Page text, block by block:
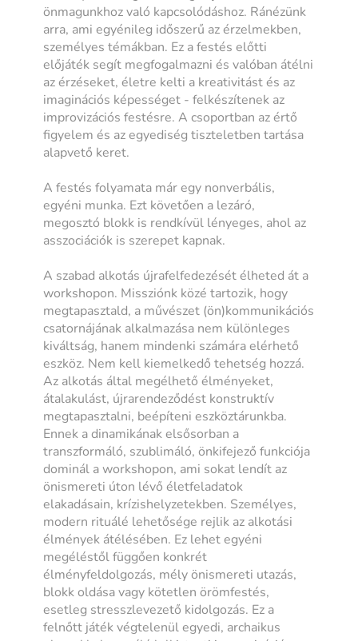
önmagunkhoz való kapcsolódáshoz. Ránézünk
arra, ami egyénileg időszerű az érzelmekben,
személyes témákban. Ez a festés előtti
előjáték segít megfogalmazni és valóban átélni
az érzéseket, életre kelti a kreativitást és az
imaginációs képességet - felkészítenek az
improvizációs festésre. A csoportban az értő
figyelem és az egyediség tiszteletben tartása
alapvető keret.
A festés folyamata már egy nonverbális,
egyéni munka. Ezt követően a lezáró,
megosztó blokk is rendkívül lényeges, ahol az
asszociációk is szerepet kapnak.
A szabad alkotás újrafelfedezését élheted át a
workshopon. Missziónk közé tartozik, hogy
megtapasztald, a művészet (ön)kommunikációs
csatornájának alkalmazása nem különleges
kiváltság, hanem mindenki számára elérhető
eszköz. Nem kell kiemelkedő tehetség hozzá.
Az alkotás által megélhető élményeket,
átalakulást, újrarendeződést konstruktív
megtapasztalni, beépíteni eszköztárunkba.
Ennek a dinamikának elsősorban a
transzformáló, szublimáló, önkifejező funkciója
dominál a workshopon, ami sokat lendít az
önismereti úton lévő életfeladatok
elakadásain, krízishelyzetekben. Személyes,
modern rituálé lehetősége rejlik az alkotási
élmények átélésében. Ez lehet egyéni
megéléstől függően konkrét
élményfeldolgozás, mély önismereti utazás,
blokk oldása vagy kötetlen örömfestés,
esetleg stresszlevezető kidolgozás. Ez a
felnőtt játék végtelenül egyedi, archaikus